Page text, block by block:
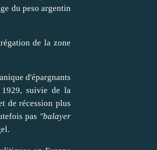
du peso argentin
de la zone
d'épargnants
suivie de la
de récession plus
pas "balayer